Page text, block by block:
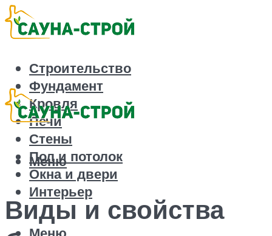
Строительство
Фундамент
Кровля
Печи
Стены
Пол и потолок
Окна и двери
Интерьер
Меню
Виды и свойства